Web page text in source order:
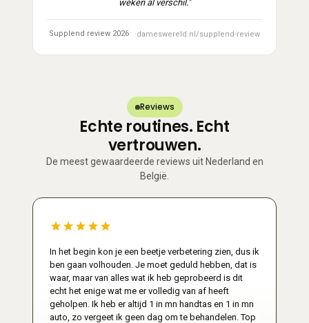
weken al verschil."
Supplend review 2026 dameswereld.nl/supplend-review
Reviews
Echte routines. Echt
vertrouwen.
De meest gewaardeerde reviews uit Nederland en
België.
In het begin kon je een beetje verbetering zien, dus ik
ben gaan volhouden. Je moet geduld hebben, dat is
waar, maar van alles wat ik heb geprobeerd is dit
echt het enige wat me er volledig van af heeft
geholpen. Ik heb er altijd 1 in mn handtas en 1 in mn
auto, zo vergeet ik geen dag om te behandelen. Top